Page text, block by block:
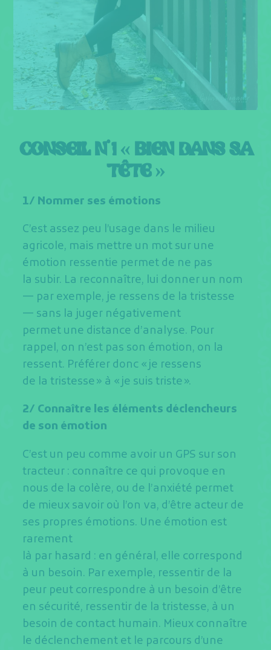
CONSEIL N˚ 1 « BIEN DANS SA
TÊTE »
1/ Nommer ses émotions
C’est assez peu l’usage dans le milieu
agricole, mais mettre un mot sur une
émotion ressentie permet de ne pas
la subir. La reconnaître, lui donner un nom
— par exemple, je ressens de la tristesse
— sans la juger négativement
permet une distance d’analyse. Pour
rappel, on n’est pas son émotion, on la
ressent. Préférer donc « je ressens
de la tristesse » à « je suis triste ».
2/ Connaître les éléments déclencheurs
de son émotion
C’est un peu comme avoir un GPS sur son
tracteur : connaître ce qui provoque en
nous de la colère, ou de l’anxiété permet
de mieux savoir où l’on va, d’être acteur de
ses propres émotions. Une émotion est
rarement
là par hasard : en général, elle correspond
à un besoin. Par exemple, ressentir de la
peur peut correspondre à un besoin d’être
en sécurité, ressentir de la tristesse, à un
besoin de contact humain. Mieux connaître
le déclenchement et le parcours d’une